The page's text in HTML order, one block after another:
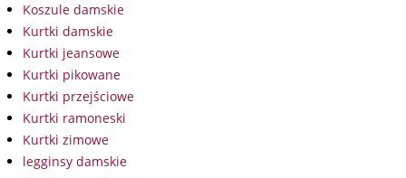
Koszule damskie
Kurtki damskie
Kurtki jeansowe
Kurtki pikowane
Kurtki przejściowe
Kurtki ramoneski
Kurtki zimowe
legginsy damskie